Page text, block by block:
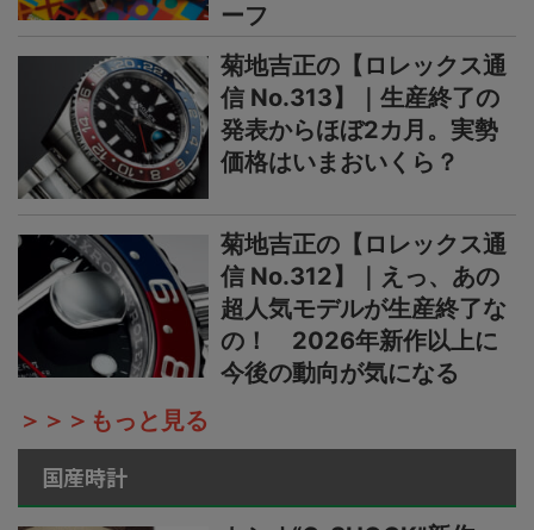
ーフ
菊地吉正の【ロレックス通
信 No.313】｜生産終了の
発表からほぼ2カ月。実勢
価格はいまおいくら？
菊地吉正の【ロレックス通
信 No.312】｜えっ、あの
超人気モデルが生産終了な
の！ 2026年新作以上に
今後の動向が気になる
＞＞＞もっと見る
国産時計